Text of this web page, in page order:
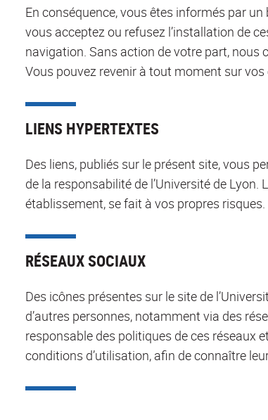
En conséquence, vous êtes informés par
vous acceptez ou refusez l’installation de
navigation. Sans action de votre part, nous
Vous pouvez revenir à tout moment sur
LIENS HYPERTEXTES
Des liens, publiés sur le présent site, vous
de la responsabilité de l’Université de
établissement, se fait à vos propres risques.
RÉSEAUX SOCIAUX
Des icônes présentes sur le site de
d’autres personnes, notamment via des
responsable des politiques de ces réseaux
conditions d’utilisation, afin de connaître